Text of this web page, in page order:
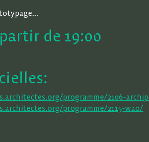
de 19:00
programme/2106-
programme/2115-wao/